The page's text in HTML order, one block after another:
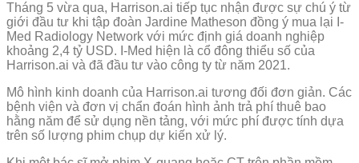
Tháng 5 vừa qua, Harrison.ai tiếp tục nhận được sự chú ý từ
giới đầu tư khi tập đoàn Jardine Matheson đồng ý mua lại I-
Med Radiology Network với mức định giá doanh nghiệp
khoảng 2,4 tỷ USD. I-Med hiện là cổ đông thiểu số của
Harrison.ai và đã đầu tư vào công ty từ năm 2021.
Mô hình kinh doanh của Harrison.ai tương đối đơn giản. Các
bệnh viện và đơn vị chẩn đoán hình ảnh trả phí thuê bao
hằng năm để sử dụng nền tảng, với mức phí được tính dựa
trên số lượng phim chụp dự kiến xử lý.